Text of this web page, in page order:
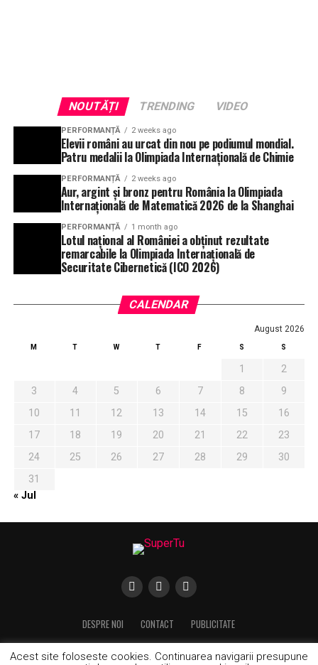
NOUTĂȚI TRENDING VIDEO
PERFORMANȚĂ 2 weeks ago
Elevii români au urcat din nou pe podiumul mondial.
Patru medalii la Olimpiada Internațională de Chimie
PERFORMANȚĂ 2 weeks ago
Aur, argint și bronz pentru România la Olimpiada
Internațională de Matematică 2026 de la Shanghai
PERFORMANȚĂ 1 month ago
Lotul național al României a obținut rezultate
remarcabile la Olimpiada Internațională de
Securitate Cibernetică (ICO 2026)
CALENDAR
August 2026
M T W T F S S
1
2
3
4 5 6 7 8
9
10
11 12 13 14 15
16
17
18 19 20 21 22
23
24
25 26 27 28 29
30
31
« Jul
DESPRE NOI CONTACT PUBLICITATE
Acest site foloseste cookies. Continuarea navigarii presupune